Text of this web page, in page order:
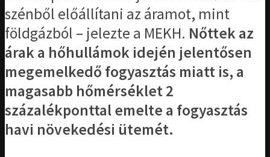
szénből előállítani az áramot, mint
földgázból – jelezte a MEKH. Nőttek az
árak a hőhullámok idején jelentősen
megemelkedő fogyasztás miatt is, a
magasabb hőmérséklet 2
százalékponttal emelte a fogyasztás
havi növekedési ütemét.